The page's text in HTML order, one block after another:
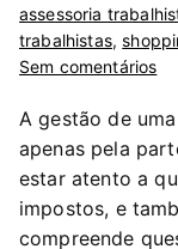
assessoria
trabalhistas,
Sem comentários
A gestão de
apenas pela
estar atento a
impostos, e
compreende